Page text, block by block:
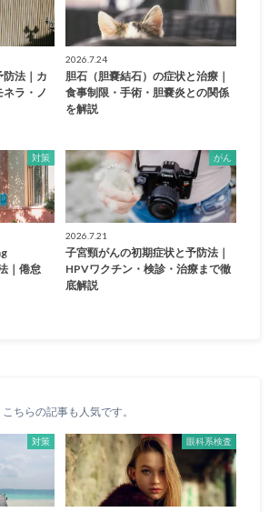
防法｜カ
ラ・ノ
2026.7.24
胆石（胆嚢結石）の症状と治療｜
食事制限・手術・胆嚢炎との関係
を解説
対策
｜倦怠
がん
2026.7.21
子宮頸がんの初期症状と予防法｜
HPVワクチン・検診・治療まで徹
底解説
こちらの記事も人気です。
対策 眼科系検査